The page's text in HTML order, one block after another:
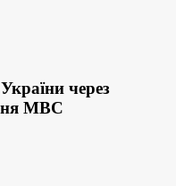
через
МВС